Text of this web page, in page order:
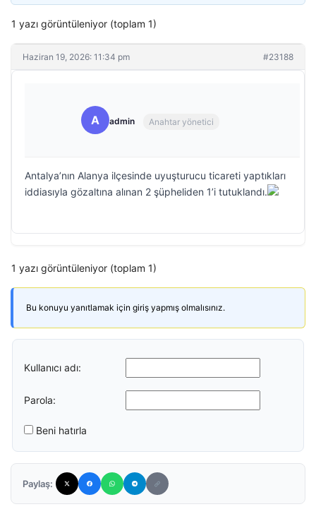
1 yazı görüntüleniyor (toplam 1)
Haziran 19, 2026: 11:34 pm #23188
A admin Anahtar yönetici
Antalya’nın Alanya ilçesinde uyuşturucu ticareti yaptıkları
iddiasıyla gözaltına alınan 2 şüpheliden 1’i tutuklandı.
1 yazı görüntüleniyor (toplam 1)
Bu konuyu yanıtlamak için giriş yapmış olmalısınız.
Kullanıcı adı:
Parola:
Beni hatırla
Paylaş: